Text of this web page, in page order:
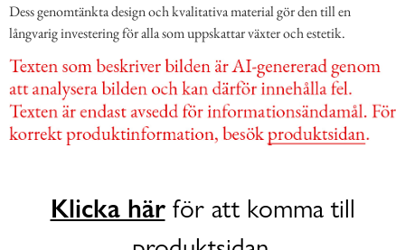
Dess genomtänkta design och kvalitativa material gör den till en
långvarig investering för alla som uppskattar växter och estetik.
Klicka härför att komma till